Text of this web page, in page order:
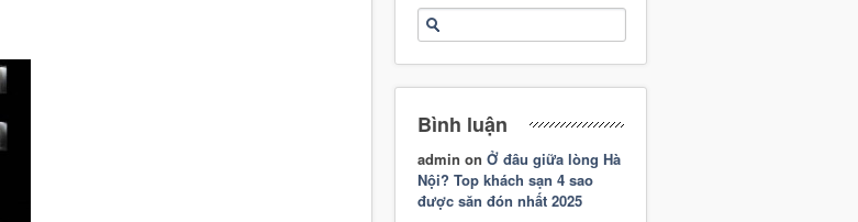
Bình luận
admin on Ở đâu giữa lòng Hà
Nội? Top khách sạn 4 sao
được săn đón nhất 2025